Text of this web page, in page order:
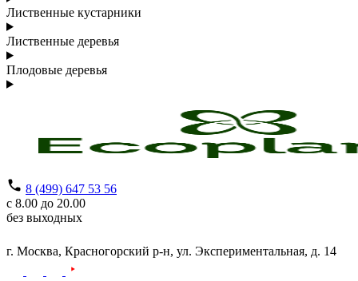
Лиственные кустарники
Лиственные деревья
Плодовые деревья
8 (499) 647 53 56
с 8.00 до 20.00
без выходных
г. Москва, Красногорский р-н, ул. Экспериментальная, д. 14